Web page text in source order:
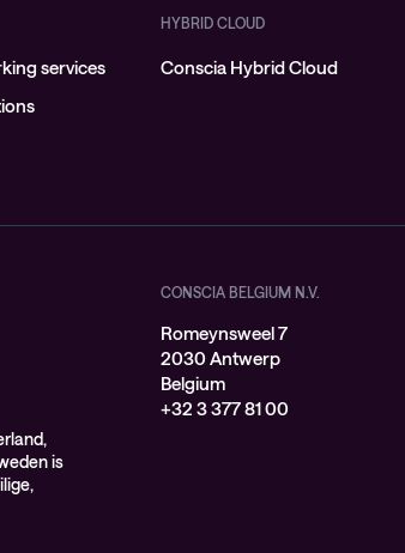
services
HYBRID CLOUD
Conscia Hybrid Cloud
is
CONSCIA BELGIUM N.V.
Romeynsweel 7
2030 Antwerp
Belgium
+32 3 377 81 00